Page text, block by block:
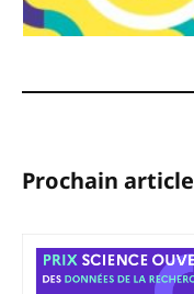
Prochain article